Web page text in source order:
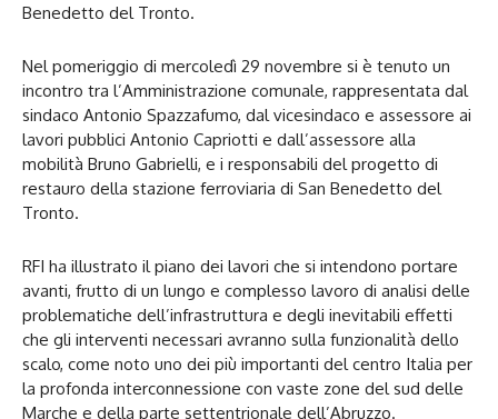
Benedetto del Tronto.
Nel pomeriggio di mercoledì 29 novembre si è tenuto un
incontro tra l’Amministrazione comunale, rappresentata dal
sindaco Antonio Spazzafumo, dal vicesindaco e assessore ai
lavori pubblici Antonio Capriotti e dall’assessore alla
mobilità Bruno Gabrielli, e i responsabili del progetto di
restauro della stazione ferroviaria di San Benedetto del
Tronto.
RFI ha illustrato il piano dei lavori che si intendono portare
avanti, frutto di un lungo e complesso lavoro di analisi delle
problematiche dell’infrastruttura e degli inevitabili effetti
che gli interventi necessari avranno sulla funzionalità dello
scalo, come noto uno dei più importanti del centro Italia per
la profonda interconnessione con vaste zone del sud delle
Marche e della parte settentrionale dell’Abruzzo.